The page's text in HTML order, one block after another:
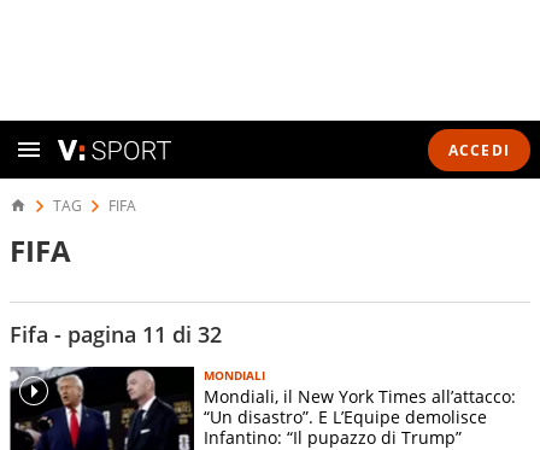
ACCEDI
TAG FIFA
FIFA
Fifa - pagina 11 di 32
MONDIALI
Mondiali, il New York Times all’attacco:
“Un disastro”. E L’Equipe demolisce
Infantino: “Il pupazzo di Trump”